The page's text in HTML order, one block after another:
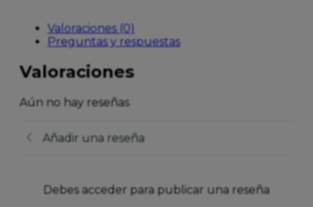
Valoraciones (0)
Preguntas y respuestas
Valoraciones
Aún no hay reseñas
Añadir una reseña
Debes acceder para publicar una reseña